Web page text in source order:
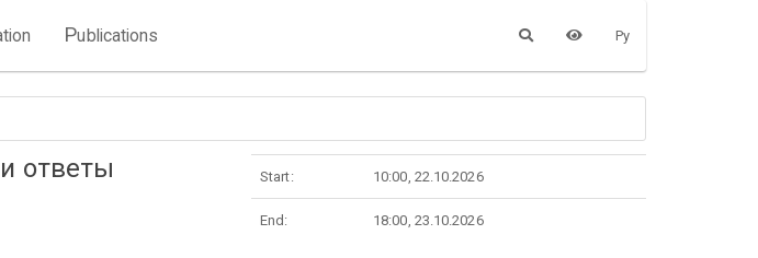
Publications Ру
ответы Start: 10:00, 22.10.2026
End: 18:00, 23.10.2026